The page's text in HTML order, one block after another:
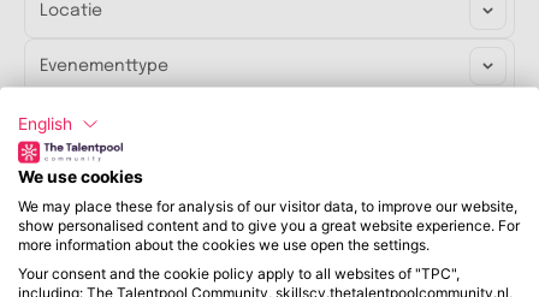
Andere
evenementen
English
We use cookies
We may place these for analysis of our visitor data, to improve our website,
show personalised content and to give you a great website experience. For
more information about the cookies we use open the settings.
Your consent and the cookie policy apply to all websites of "TPC",
including: The Talentpool Community, skillscv.thetalentpoolcommunity.nl,